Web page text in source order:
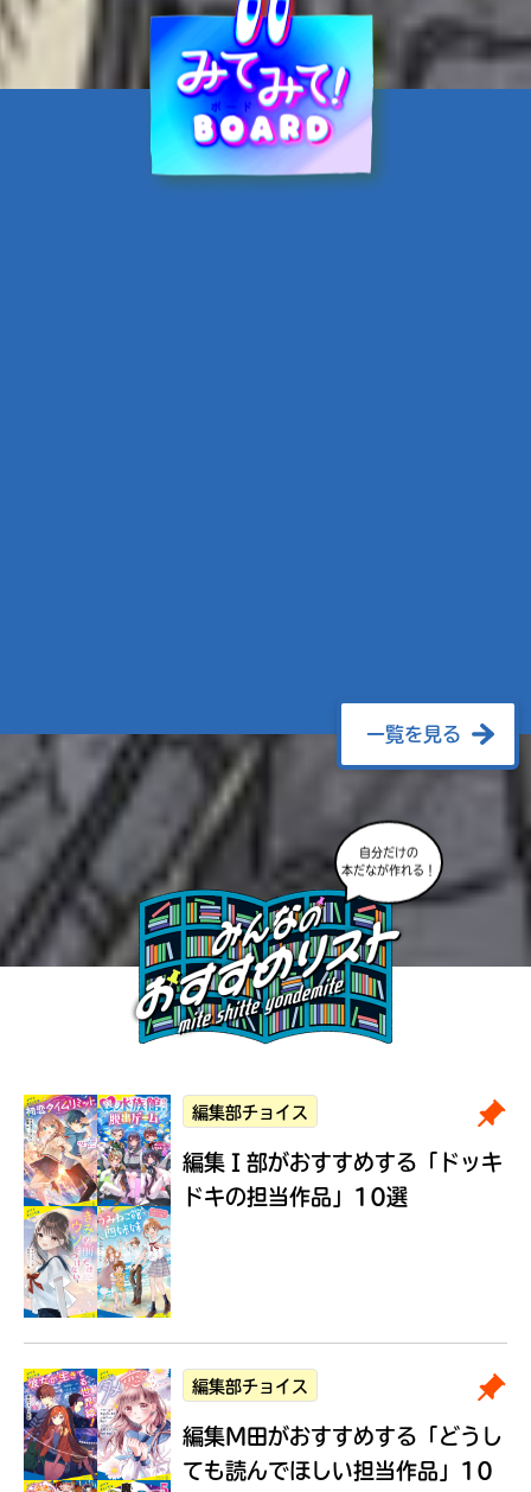
一覧を見る
自分だけの
本だなが作れる！
編集部チョイス
編集Ｉ部がおすすめする 「ドッキ
ドキの担当作品」10選
編集部チョイス
編集M田がおすすめする 「どうし
ても読んでほしい担当作品」10